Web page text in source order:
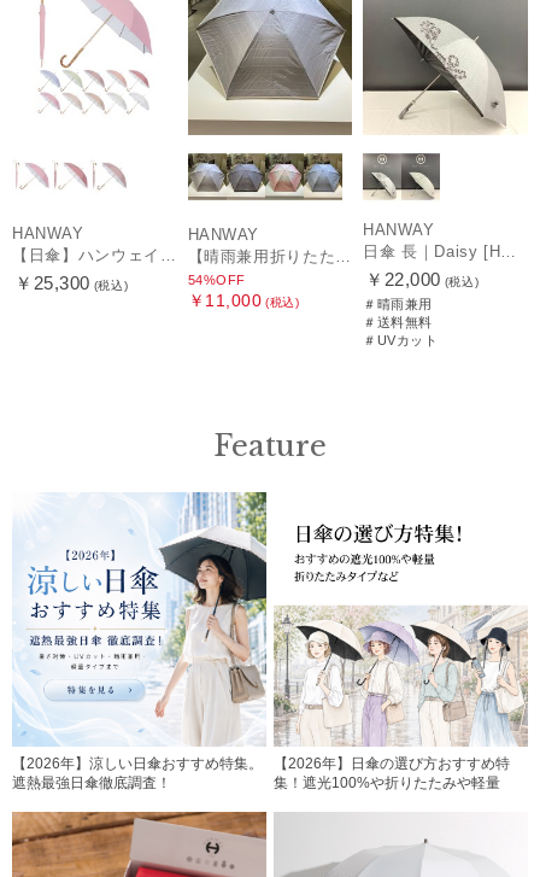
HANWAY
￥25,300 (税込)
HANWAY
54%OFF
￥11,000 (税込)
HANWAY
￥22,000 (税込)
＃晴雨兼用
＃送料無料
＃UVカット
Feature
【2026年】涼しい日傘おすすめ特集。
遮熱最強日傘徹底調査！
【2026年】日傘の選び方おすすめ特
集！遮光100%や折りたたみや軽量